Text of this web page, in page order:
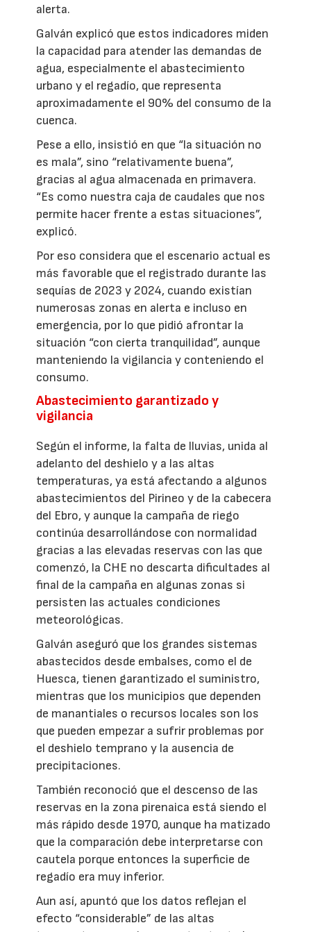
alerta.
Galván explicó que estos indicadores miden
la capacidad para atender las demandas de
agua, especialmente el abastecimiento
urbano y el regadío, que representa
aproximadamente el 90% del consumo de la
cuenca.
Pese a ello, insistió en que “la situación no
es mala”, sino “relativamente buena”,
gracias al agua almacenada en primavera.
“Es como nuestra caja de caudales que nos
permite hacer frente a estas situaciones”,
explicó.
Por eso considera que el escenario actual es
más favorable que el registrado durante las
sequías de 2023 y 2024, cuando existían
numerosas zonas en alerta e incluso en
emergencia, por lo que pidió afrontar la
situación “con cierta tranquilidad”, aunque
manteniendo la vigilancia y conteniendo el
consumo.
Abastecimiento garantizado y
vigilancia
Según el informe, la falta de lluvias, unida al
adelanto del deshielo y a las altas
temperaturas, ya está afectando a algunos
abastecimientos del Pirineo y de la cabecera
del Ebro, y aunque la campaña de riego
continúa desarrollándose con normalidad
gracias a las elevadas reservas con las que
comenzó, la CHE no descarta dificultades al
final de la campaña en algunas zonas si
persisten las actuales condiciones
meteorológicas.
Galván aseguró que los grandes sistemas
abastecidos desde embalses, como el de
Huesca, tienen garantizado el suministro,
mientras que los municipios que dependen
de manantiales o recursos locales son los
que pueden empezar a sufrir problemas por
el deshielo temprano y la ausencia de
precipitaciones.
También reconoció que el descenso de las
reservas en la zona pirenaica está siendo el
más rápido desde 1970, aunque ha matizado
que la comparación debe interpretarse con
cautela porque entonces la superficie de
regadío era muy inferior.
Aun así, apuntó que los datos reflejan el
efecto “considerable” de las altas